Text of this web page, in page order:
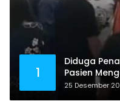
1
Diduga
Pasien
25 Desember